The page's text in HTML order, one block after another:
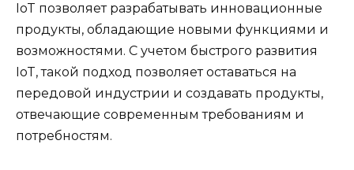
IoT позволяет разрабатывать инновационные
продукты, обладающие новыми функциями и
возможностями. С учетом быстрого развития
IoT, такой подход позволяет оставаться на
передовой индустрии и создавать продукты,
отвечающие современным требованиям и
потребностям.